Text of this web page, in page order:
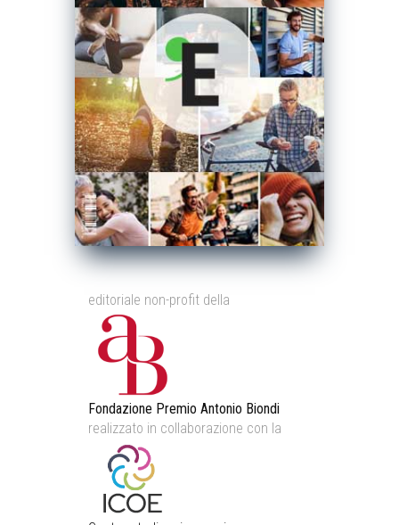
editoriale non-profit della
Fondazione Premio Antonio Biondi
realizzato in collaborazione con la